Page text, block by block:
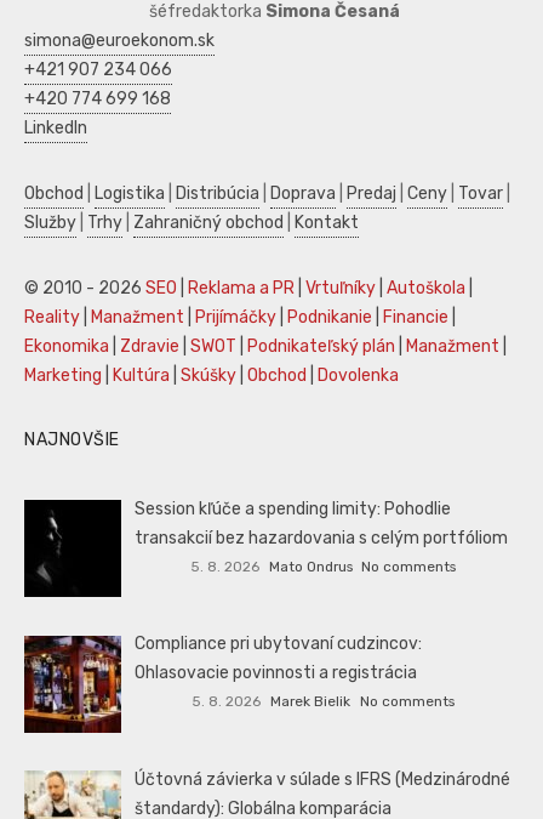
šéfredaktorka Simona Česaná
simona@euroekonom.sk
+421 907 234 066
+420 774 699 168
LinkedIn
Obchod Logistika Distribúcia Doprava Predaj Ceny Tovar
Služby Trhy Zahraničný obchod Kontakt
© 2010 - 2026 SEO Reklama a PR Vrtuľníky Autoškola
Reality
Manažment Prijímáčky Podnikanie Financie
Ekonomika
Zdravie SWOT Podnikateľský plán Manažment
Marketing
Kultúra Skúšky Obchod Dovolenka
NAJNOVŠIE
Session kľúče a spending limity: Pohodlie
transakcií bez hazardovania s celým portfóliom
5. 8. 2026 Mato Ondrus No comments
Compliance pri ubytovaní cudzincov:
Ohlasovacie povinnosti a registrácia
5. 8. 2026 Marek Bielik No comments
Účtovná závierka v súlade s IFRS (Medzinárodné
štandardy): Globálna komparácia